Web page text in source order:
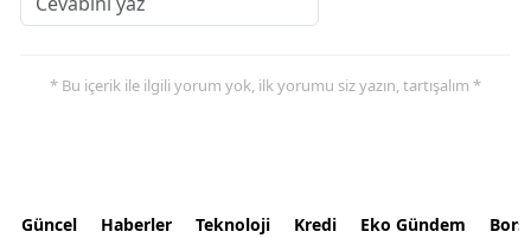
* Bu içerik ile ilgili yorum yok, ilk yorumu siz yazın, tartışalım *
Güncel Haberler Teknoloji Kredi Eko Gündem